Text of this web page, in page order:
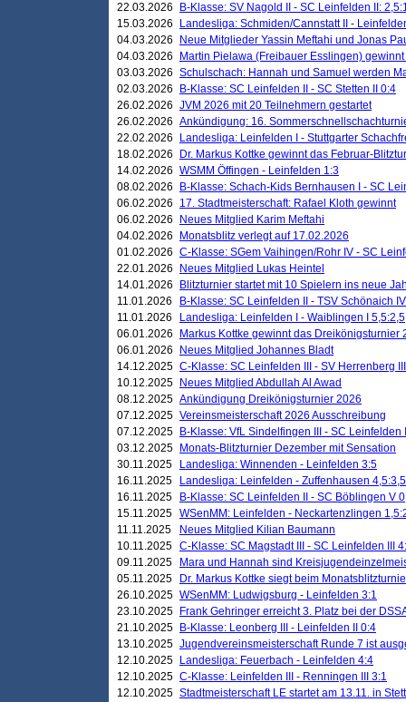
22.03.2026
B-Klasse: SV Nagold II - SC Leinfelden II:
15.03.2026
Landesliga: Schmiden/Cannstatt II -
04.03.2026
Neue Mitglieder Yassin Meftahi und Jonas
04.03.2026
Martin Pielawa (Freibauer Esslingen)
03.03.2026 Schulschach: Hannah und Samuel werden
02.03.2026
B-Klasse: SC Leinfelden II - SC Stetten II 0:4
26.02.2026 JVM 2026 mit 20 Teilnehmern gestartet
26.02.2026 Ankündigung: 16.
22.02.2026
Landesliga: Leinfelden I - Stuttgarter
18.02.2026
Dr. Markus Kottke gewinnt das Februar-
14.02.2026 WSMM Öffingen - Leinfelden 1:3
08.02.2026
B-Klasse: Schach-Kids Bernhausen I - SC
06.02.2026
17. Stadtmeisterschaft: Rafael Kloth gewinnt
06.02.2026
Neues Mitglied Karim Meftahi
04.02.2026
Monatsblitz verlegt auf 17.02.2026
01.02.2026 C-Klasse: SGem Vaihingen/Rohr IV - SC
22.01.2026
Neues Mitglied Lukas Heintel
14.01.2026
Blitzturnier startet mit 10 Spielern ins neue
11.01.2026
B-Klasse: SC Leinfelden II - TSV Schönaich
11.01.2026
Landesliga: Leinfelden I - Waiblingen I 5,5:2,5
06.01.2026
Markus Kottke gewinnt das Dreikönigsturnier
06.01.2026
Neues Mitglied Johannes Bladt
14.12.2025 C-Klasse: SC Leinfelden III - SV Herrenberg
10.12.2025
Neues Mitglied Abdullah Al Awad
08.12.2025 Ankündigung Dreikönigsturnier 2026
07.12.2025 Vereinsmeisterschaft 2026 Ausschreibung
07.12.2025
B-Klasse: VfL Sindelfingen III - SC Leinfelden
03.12.2025
Monats-Blitzturnier Dezember mit Sensation
30.11.2025
Landesliga: Winnenden - Leinfelden 3:5
16.11.2025
Landesliga: Leinfelden - Zuffenhausen 4,5:3,5
16.11.2025
B-Klasse: SC Leinfelden II - SC Böblingen V
15.11.2025 WSenMM: Leinfelden - Neckartenzlingen
11.11.2025
Neues Mitglied Kilian Baumann
10.11.2025 C-Klasse: SC Magstadt III - SC Leinfelden III
09.11.2025
Mara und Hannah sind
05.11.2025
Dr. Markus Kottke siegt beim
26.10.2025 WSenMM: Ludwigsburg - Leinfelden 3:1
23.10.2025
Frank Gehringer erreicht 3. Platz bei der
21.10.2025
B-Klasse: Leonberg III - Leinfelden II 0:4
13.10.2025 Jugendvereinsmeisterschaft Runde 7 ist
12.10.2025
Landesliga: Feuerbach - Leinfelden 4:4
12.10.2025 C-Klasse: Leinfelden III - Renningen III 3:1
12.10.2025 Stadtmeisterschaft LE startet am 13.11. in